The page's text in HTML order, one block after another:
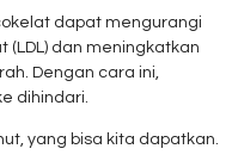
dapat mengurangi
(LDL) dan meningkatkan
Dengan cara ini,
dihindari.
yang bisa kita dapatkan.